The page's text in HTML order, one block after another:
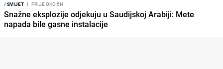
/SVIJET I PRIJE OKO 5H
Snažne eksplozije odjekuju u Saudijskoj Arabiji: Mete
napada bile gasne instalacije